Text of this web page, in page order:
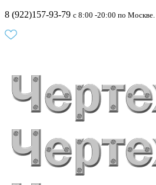
8 (922)157-93-79 c 8:00 -20:00 по Москве.